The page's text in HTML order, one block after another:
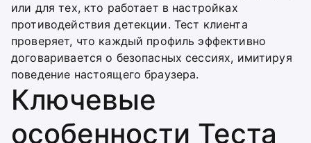
или для тех, кто работает в настройках
противодействия детекции. Тест клиента
проверяет, что каждый профиль эффективно
договаривается о безопасных сессиях, имитируя
поведение настоящего браузера.
Ключевые
особенности Теста